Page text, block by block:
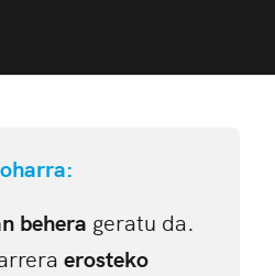
behera geratu da.
erosteko